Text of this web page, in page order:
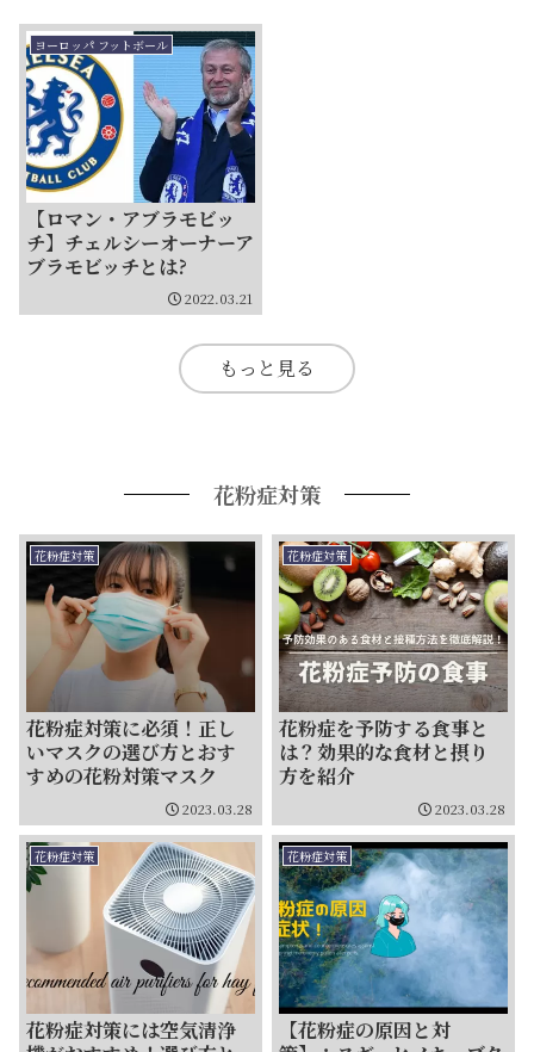
ヨーロッパ フットボール
【ロマン・アブラモビッ
チ】チェルシーオーナーア
ブラモビッチとは?
2022.03.21
もっと見る
花粉症対策
花粉症対策
花粉症対策に必須！正し
いマスクの選び方とおす
すめの花粉対策マスク
2023.03.28
花粉症対策
花粉症を予防する食事と
は？効果的な食材と摂り
方を紹介
2023.03.28
花粉症対策
花粉症対策には空気清浄
花粉症対策
【花粉症の原因と対